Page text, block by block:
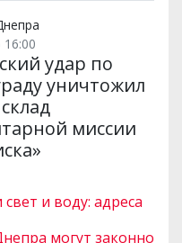
16:00
удар по
уничтожил
миссии
и воду: адреса
могут законно